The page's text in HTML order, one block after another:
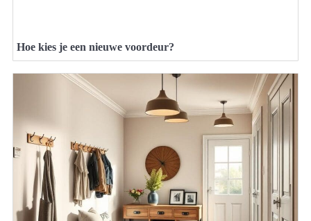
Hoe kies je een nieuwe voordeur?